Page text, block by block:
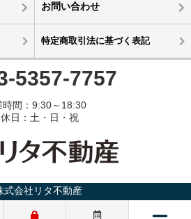
お問い合わせ
特定商取引法に基づく表記
5357-7757
時間：9:30～18:30
日：土・日・祝
式会社リタ不動産